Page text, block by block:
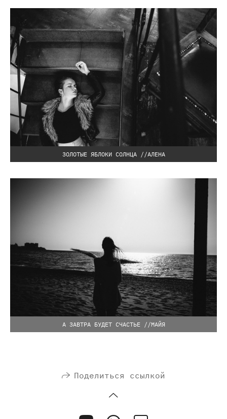
ЗОЛОТЫЕ ЯБЛОКИ СОЛНЦА //АЛЕНА
А ЗАВТРА БУДЕТ СЧАСТЬЕ //МАЙЯ
Поделиться ссылкой